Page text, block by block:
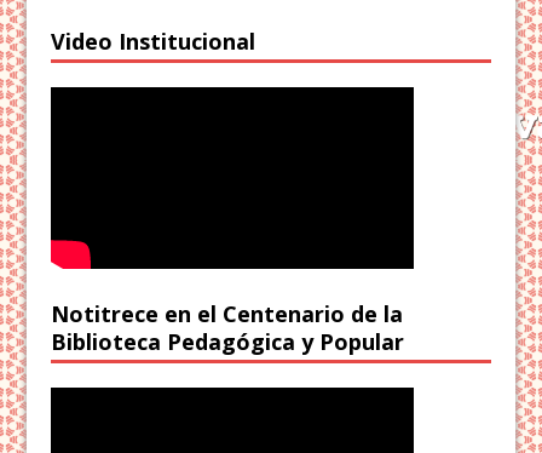
Video Institucional
Notitrece en el Centenario de la
Biblioteca Pedagógica y Popular